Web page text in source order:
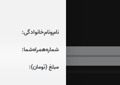
نام‌و‌نام‌خانوادگی:
شماره‌همراه‌شما:
مبلغ (تومان):